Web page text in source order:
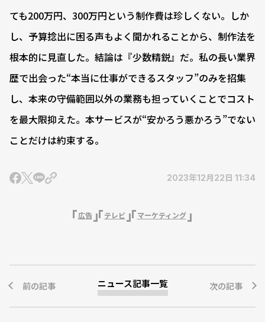
ても200万円、300万円という制作費は珍しくない。しか
し、予算捻出に困る声もよく聞かれることから、制作法を
根本的に見直した。結論は『少数精鋭』だ。私の長い業界
歴で出会った“本当に仕事ができるスタッフ”のみを招集
し、本来の守備範囲以外の業務も担っていくことでコスト
を最大限抑えた。本サービスが“安かろう悪かろう”でない
ことだけは約束する。
2023年12月22日 11:34
広告 テレビ マーケティング
前の記事 ニュース記事一覧 次の記事